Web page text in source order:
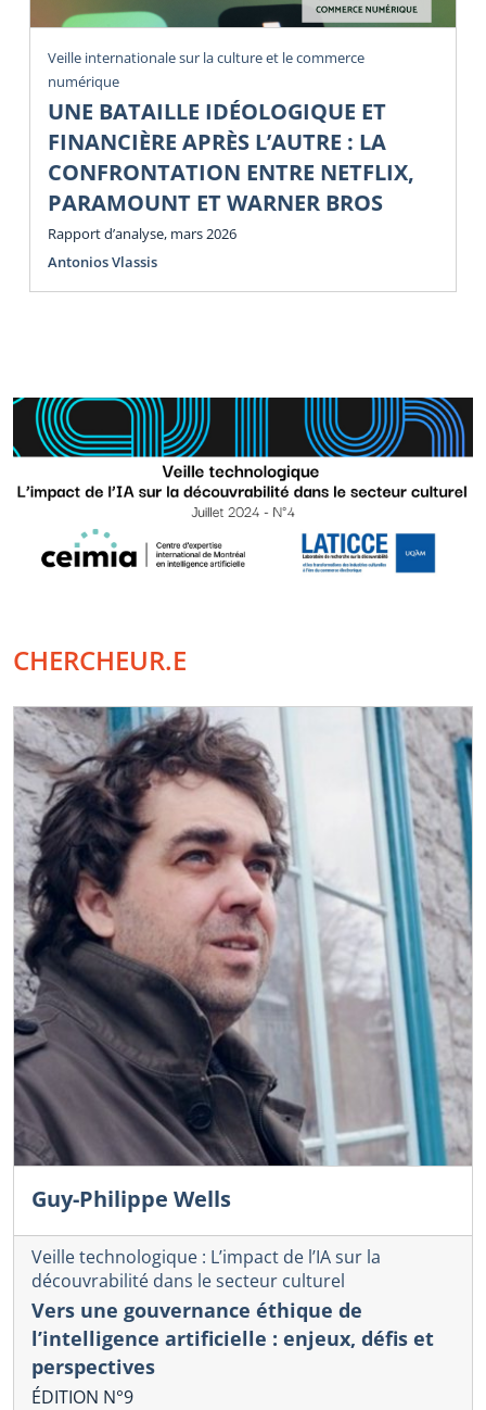
Veille internationale sur la culture et le commerce
numérique
UNE BATAILLE IDÉOLOGIQUE ET
FINANCIÈRE APRÈS L’AUTRE : LA
CONFRONTATION ENTRE NETFLIX,
PARAMOUNT ET WARNER BROS
Rapport d’analyse, mars 2026
Antonios Vlassis
CHERCHEUR.E
Guy-Philippe Wells
Veille technologique : L’impact de l’IA sur la
découvrabilité dans le secteur culturel
Vers une gouvernance éthique de
l’intelligence artificielle : enjeux, défis et
perspectives
ÉDITION N°9